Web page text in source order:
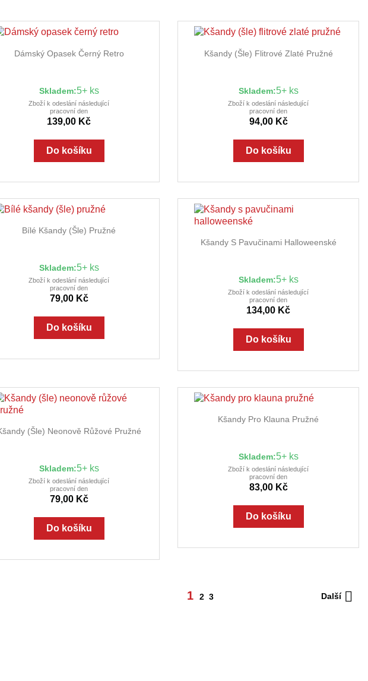
 Rychlý náhled
Dámský Opasek Černý Retro
Skladem:5+ ks
Zboží k odeslání následující
pracovní den
139,00 Kč
Do košíku
 Rychlý náhled
Kšandy (šle) Flitrové Zlaté Pružné
Skladem:5+ ks
Zboží k odeslání následující
pracovní den
94,00 Kč
Do košíku
 Rychlý náhled
Bílé Kšandy (šle) Pružné
Skladem:5+ ks
Zboží k odeslání následující
pracovní den
79,00 Kč
Do košíku
 Rychlý náhled
Kšandy S Pavučinami Halloweenské
Skladem:5+ ks
Zboží k odeslání následující
pracovní den
134,00 Kč
Do košíku
 Rychlý náhled
(šle) Neonově Růžové Pružné
Skladem:5+ ks
Zboží k odeslání následující
pracovní den
79,00 Kč
Do košíku
 Rychlý náhled
Kšandy Pro Klauna Pružné
Skladem:5+ ks
Zboží k odeslání následující
pracovní den
83,00 Kč
Do košíku
123 Další 